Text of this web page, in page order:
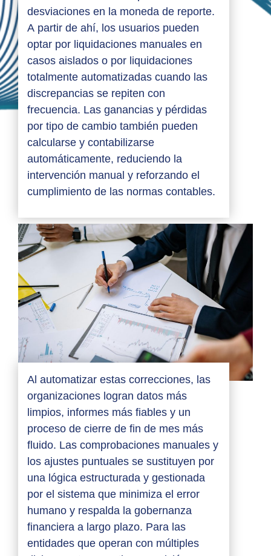
desviaciones en la moneda de reporte.
A partir de ahí, los usuarios pueden
optar por liquidaciones manuales en
casos aislados o por liquidaciones
totalmente automatizadas cuando las
discrepancias se repiten con
frecuencia. Las ganancias y pérdidas
por tipo de cambio también pueden
calcularse y contabilizarse
automáticamente, reduciendo la
intervención manual y reforzando el
cumplimiento de las normas contables.
Al automatizar estas correcciones, las
organizaciones logran datos más
limpios, informes más fiables y un
proceso de cierre de fin de mes más
fluido. Las comprobaciones manuales y
los ajustes puntuales se sustituyen por
una lógica estructurada y gestionada
por el sistema que minimiza el error
humano y respalda la gobernanza
financiera a largo plazo. Para las
entidades que operan con múltiples